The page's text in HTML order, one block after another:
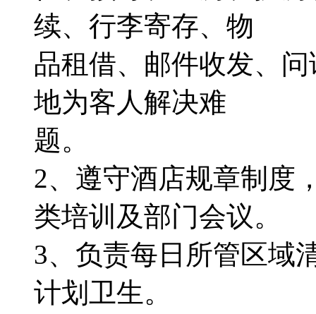
续、行李寄存、物
品租借、邮件收发、
地为客人解决难
题。
2、遵守酒店规章制度
类培训及部门会议。
3、负责每日所管区域
计划卫生。